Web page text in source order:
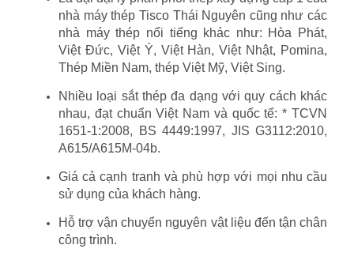
nhà máy thép Tisco Thái Nguyên cũng như các
nhà máy thép nổi tiếng khác như: Hòa Phát,
Việt Đức, Việt Ý, Việt Hàn, Việt Nhật, Pomina,
Thép Miền Nam, thép Việt Mỹ, Việt Sing.
Nhiều loại sắt thép đa dạng với quy cách khác
nhau, đạt chuẩn Việt Nam và quốc tế: * TCVN
1651-1:2008, BS 4449:1997, JIS G3112:2010,
A615/A615M-04b.
Giá cả cạnh tranh và phù hợp với mọi nhu cầu
sử dụng của khách hàng.
Hỗ trợ vận chuyển nguyên vật liệu đến tận chân
công trình.